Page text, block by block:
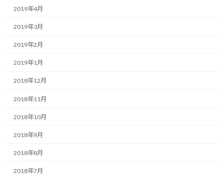
2019年4月
2019年3月
2019年2月
2019年1月
2018年12月
2018年11月
2018年10月
2018年9月
2018年8月
2018年7月